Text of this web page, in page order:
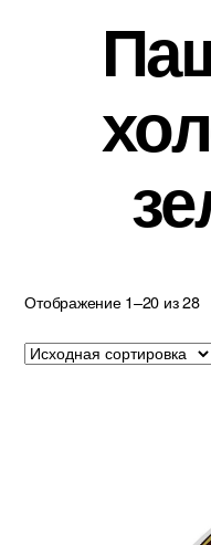
Отображение 1–20 из 28